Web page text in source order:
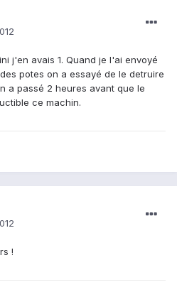
j'en avais 1. Quand je l'ai envoyé
potes on a essayé de le detruire
a passé 2 heures avant que le
ce machin.
!